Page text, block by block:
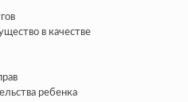
в качестве
ребенка